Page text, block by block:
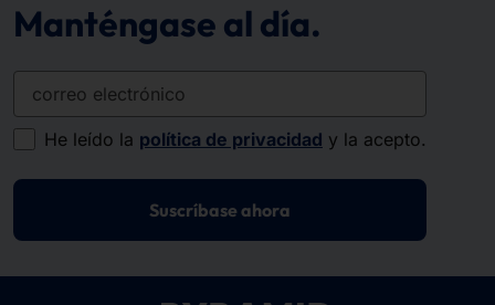
Manténgase al día.
correo electrónico
He leído la política de privacidad y la acepto.
Suscríbase ahora